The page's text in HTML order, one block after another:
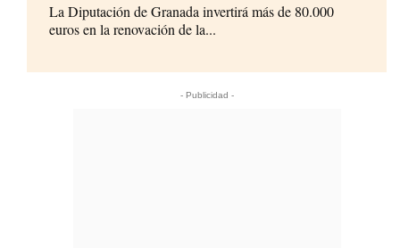
La Diputación de Granada invertirá más de 80.000
euros en la renovación de la...
- Publicidad -